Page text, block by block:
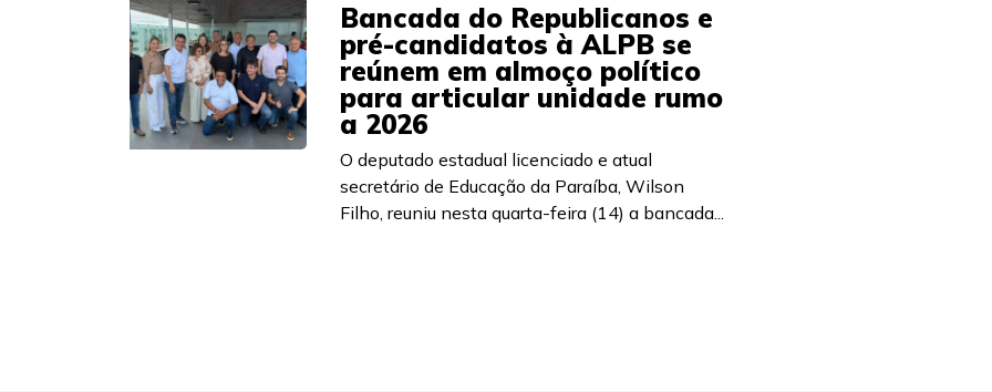
Bancada do Republicanos e
pré-candidatos à ALPB se
reúnem em almoço político
para articular unidade rumo
a 2026
O deputado estadual licenciado e atual
secretário de Educação da Paraíba, Wilson
Filho, reuniu nesta quarta-feira (14) a bancada...